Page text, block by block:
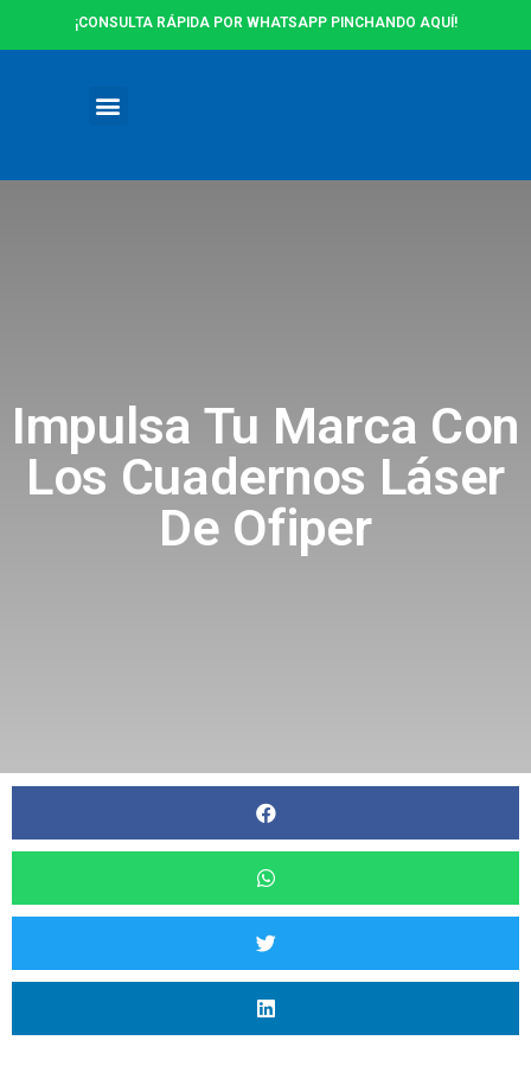
¡CONSULTA RÁPIDA POR WHATSAPP PINCHANDO AQUÍ!
Impulsa Tu Marca Con
Los Cuadernos Láser
De Ofiper